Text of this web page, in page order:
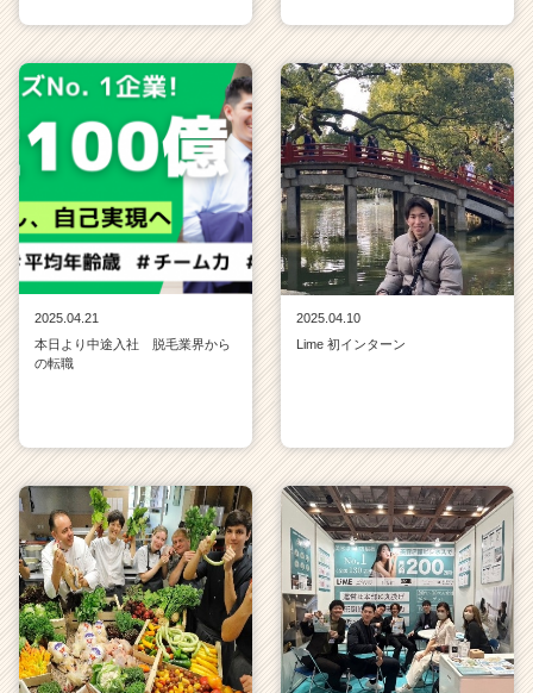
2025.04.21
本日より中途入社 脱毛業界から
の転職
2025.04.10
Lime 初インターン